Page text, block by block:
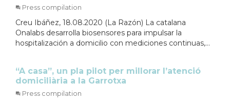
Press compilation
Creu Ibáñez, 18.08.2020 (La Razón) La catalana
Onalabs desarrolla biosensores para impulsar la
hospitalización a domicilio con mediciones continuas,...
“A casa”, un pla pilot per millorar l’atenció
domiciliària a la Garrotxa
Press compilation